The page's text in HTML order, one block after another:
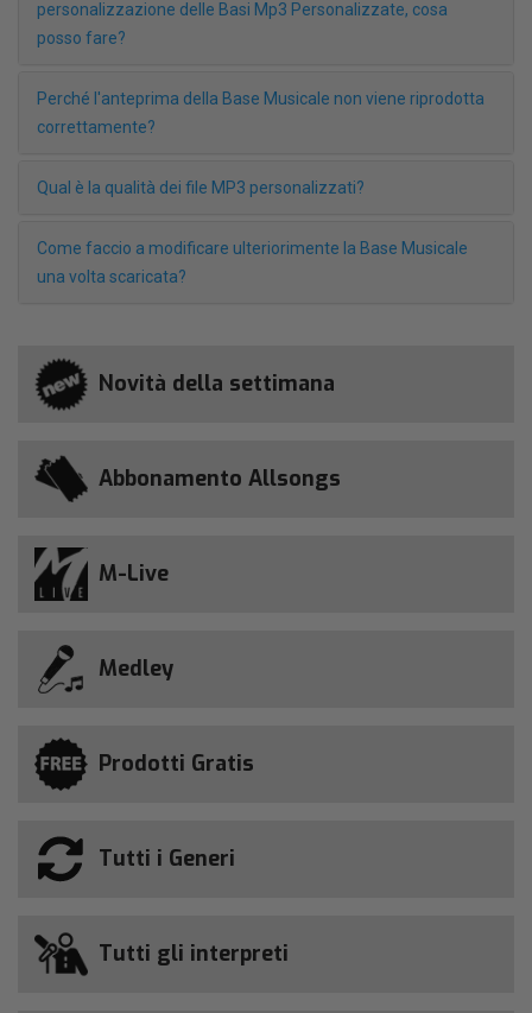
personalizzazione delle Basi Mp3 Personalizzate, cosa
posso fare?
Perché l'anteprima della Base Musicale non viene riprodotta
correttamente?
Qual è la qualità dei file MP3 personalizzati?
Come faccio a modificare ulteriorimente la Base Musicale
una volta scaricata?
Novità della settimana
Abbonamento Allsongs
M-Live
Medley
Prodotti Gratis
Tutti i Generi
Tutti gli interpreti